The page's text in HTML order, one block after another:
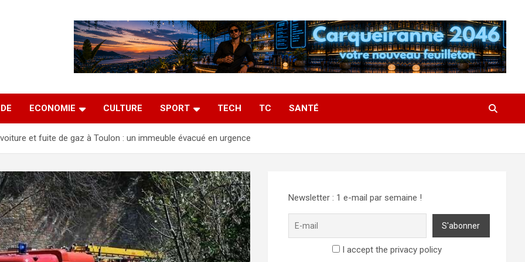
ECONOMIE CULTURE SPORT TECH TC SANTÉ
et fuite de gaz à Toulon : un immeuble évacué en urgence
Newsletter : 1 e-mail par semaine !
I accept the privacy policy